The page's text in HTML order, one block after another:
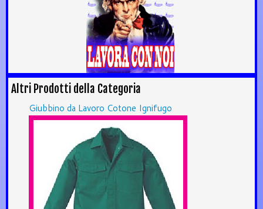
Altri Prodotti della Categoria
Giubbino da Lavoro Cotone Ignifugo